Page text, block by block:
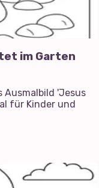
im Garten
Ausmalbild 'Jesus
für Kinder und